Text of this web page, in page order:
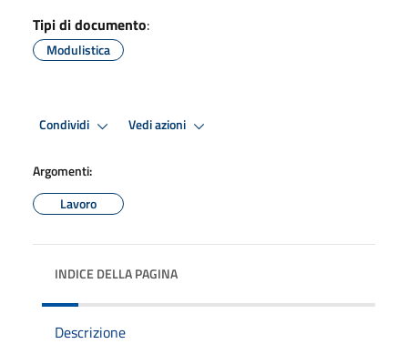
Tipi di documento:
Modulistica
Condividi Vedi azioni
Argomenti:
Lavoro
INDICE DELLA PAGINA
Descrizione